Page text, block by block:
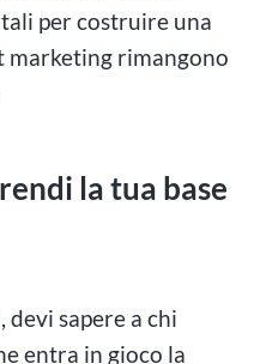
per costruire una
marketing rimangono
la tua base
sapere a chi
entra in gioco la